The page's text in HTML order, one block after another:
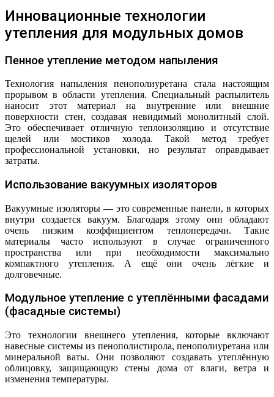
Инновационные технологии
утепления для модульных домов
Пенное утепление методом напыления
Технология напыления пенополиуретана стала настоящим
прорывом в области утепления. Специальный распылитель
наносит этот материал на внутренние или внешние
поверхности стен, создавая невидимый монолитный слой.
Это обеспечивает отличную теплоизоляцию и отсутствие
щелей или мостиков холода. Такой метод требует
профессиональной установки, но результат оправдывает
затраты.
Использование вакуумных изоляторов
Вакуумные изоляторы — это современные панели, в которых
внутри создается вакуум. Благодаря этому они обладают
очень низким коэффициентом теплопередачи. Такие
материалы часто используют в случае ограниченного
пространства или при необходимости максимально
компактного утепления. А ещё они очень лёгкие и
долговечные.
Модульное утепление с утеплёнными фасадами
(фасадные системы)
Это технологии внешнего утепления, которые включают
навесные системы из пенополистирола, пенополиуретана или
минеральной ваты. Они позволяют создавать утеплённую
облицовку, защищающую стены дома от влаги, ветра и
изменения температуры.